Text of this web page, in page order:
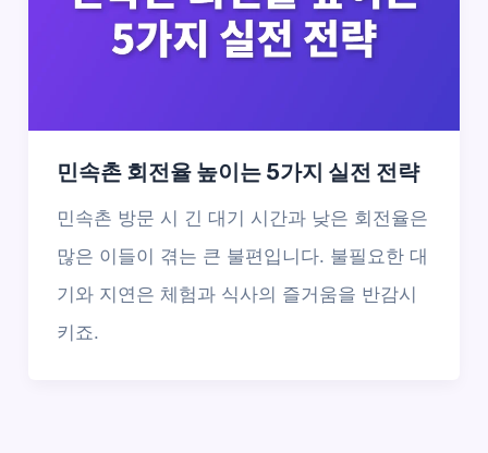
민속촌 회전율 높이는 5가지 실전 전략
민속촌 방문 시 긴 대기 시간과 낮은 회전율은
많은 이들이 겪는 큰 불편입니다. 불필요한 대
기와 지연은 체험과 식사의 즐거움을 반감시
키죠.